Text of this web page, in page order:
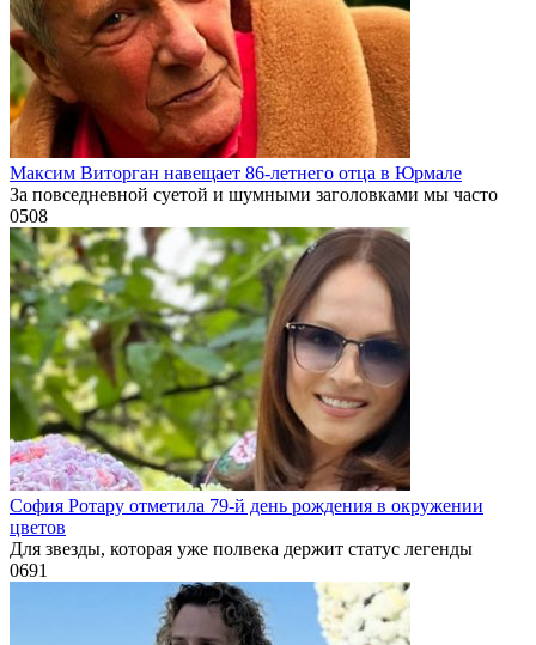
Максим Виторган навещает 86-летнего отца в Юрмале
За повседневной суетой и шумными заголовками мы часто
0508
София Ротару отметила 79-й день рождения в окружении
цветов
Для звезды, которая уже полвека держит статус легенды
0691